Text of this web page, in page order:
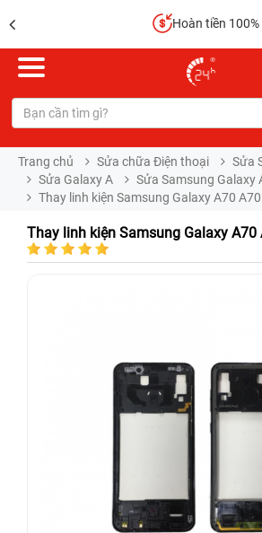
Hoàn tiền 100%
Trang chủ Sửa chữa Điện thoại
Sửa
Sửa Galaxy A
Sửa Samsung Galaxy
Thay linh kiện Samsung Galaxy A70
Thay linh kiện Samsung Galaxy A70